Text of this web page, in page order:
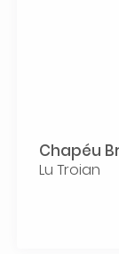
Chapéu
Lu Troian